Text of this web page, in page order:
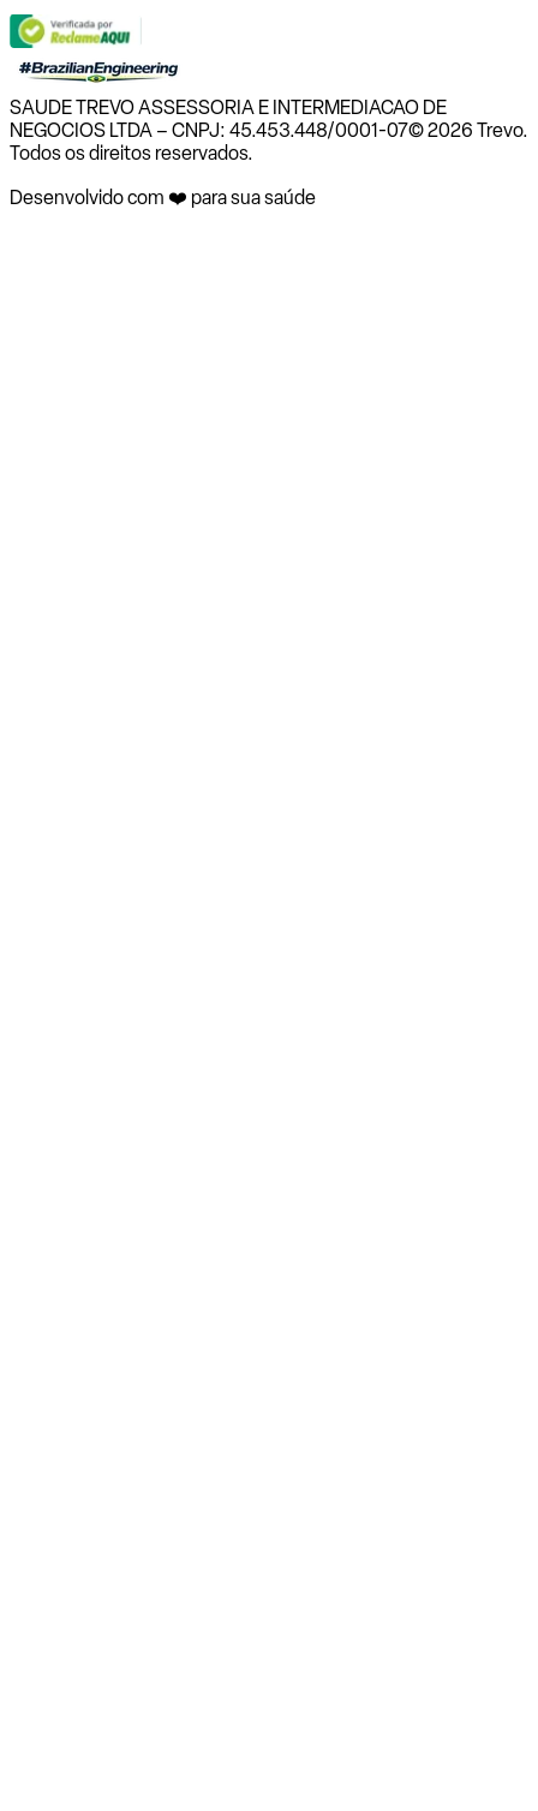
SAUDE TREVO ASSESSORIA E INTERMEDIACAO DE
NEGOCIOS LTDA – CNPJ: 45.453.448/0001-07© 2026 Trevo.
Todos os direitos reservados.
Desenvolvido com ❤️ para sua saúde